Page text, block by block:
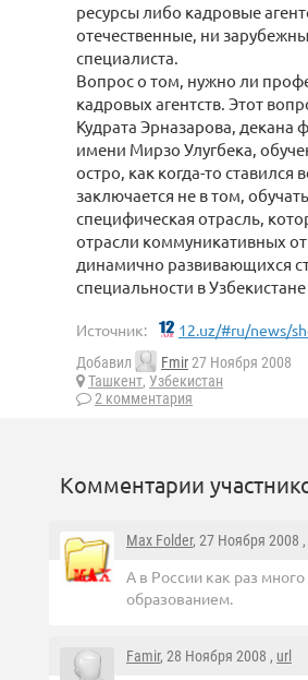
ресурсы либо кадровые
отечественные, ни
специалиста.
Вопрос о том, нужно ли
кадровых агентств. Этот
Кудрата Эрназарова, декана
имени Мирзо Улугбека,
остро, как когда-то
заключается не в том,
специфическая отрасль,
отрасли коммуникативных
динамично развивающихся
специальности в
Источник: 12.uz/#ru/news/
Добавил Fmir27 Ноября 2008
Ташкент, Узбекистан
2 комментария
Комментарии
Max Folder, 27 Ноября 2008 ,
А в России как раз
образованием.
Famir, 28 Ноября 2008 , url